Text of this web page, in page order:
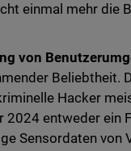
einmal mehr die
von
Beliebtheit.
Hacker
2024 entweder ein
Sensordaten von